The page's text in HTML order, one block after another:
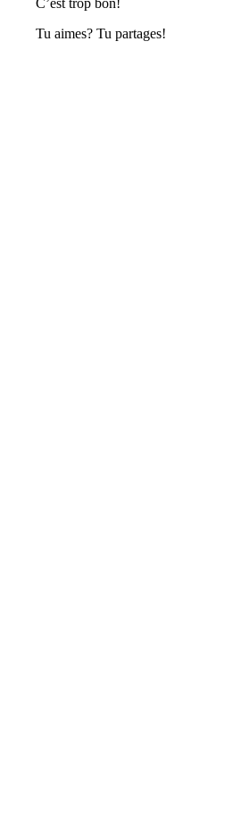
C’est trop bon!
Tu aimes? Tu partages!